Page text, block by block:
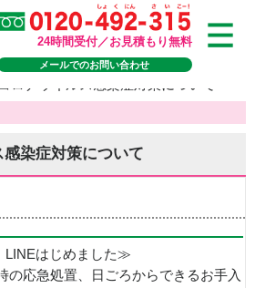
24時間受付／お見積もり無料
メールでのお問い合わせ
ロナウイルス感染症対策について
染症対策について
LINEはじめました≫
の応急処置、日ごろからできるお手入